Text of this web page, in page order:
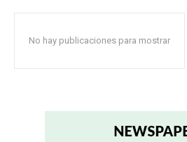
No hay publicaciones para mostrar